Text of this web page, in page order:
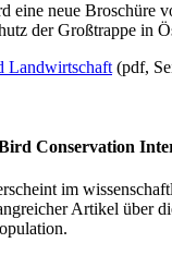
eine neue Broschüre
der Großtrappe in
Landwirtschaft (pdf,
Conservation
im
Artikel über